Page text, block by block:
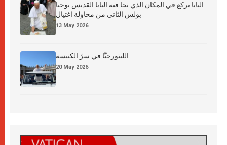
البابا يركع في المكان الذي نجا فيه البابا القديس يوحنا
بولس الثاني من محاولة اغتيال
13 May 2026
الليتورجيَّا في سرّ الكنيسة
20 May 2026